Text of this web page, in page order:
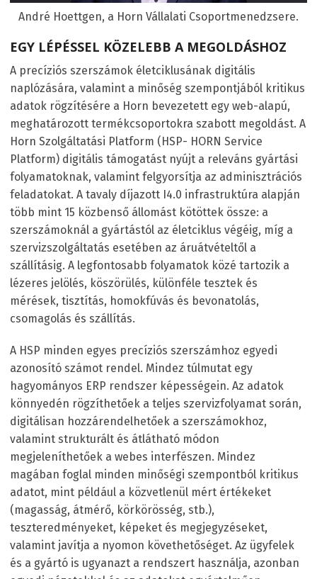
André Hoettgen, a Horn Vállalati Csoportmenedzsere.
EGY LÉPÉSSEL KÖZELEBB A MEGOLDÁSHOZ
A precíziós szerszámok életciklusának digitális
naplózására, valamint a minőség szempontjából kritikus
adatok rögzítésére a Horn bevezetett egy web-alapú,
meghatározott termékcsoportokra szabott megoldást. A
Horn Szolgáltatási Platform (HSP- HORN Service
Platform) digitális támogatást nyújt a releváns gyártási
folyamatoknak, valamint felgyorsítja az adminisztrációs
feladatokat. A tavaly díjazott I4.0 infrastruktúra alapján
több mint 15 közbenső állomást kötöttek össze: a
szerszámoknál a gyártástól az életciklus végéig, míg a
szervizszolgáltatás esetében az áruátvételtől a
szállításig. A legfontosabb folyamatok közé tartozik a
lézeres jelölés, köszörülés, különféle tesztek és
mérések, tisztítás, homokfúvás és bevonatolás,
csomagolás és szállítás.
A HSP minden egyes precíziós szerszámhoz egyedi
azonosító számot rendel. Mindez túlmutat egy
hagyományos ERP rendszer képességein. Az adatok
könnyedén rögzíthetőek a teljes szervizfolyamat során,
digitálisan hozzárendelhetőek a szerszámokhoz,
valamint strukturált és átlátható módon
megjeleníthetőek a webes interfészen. Mindez
magában foglal minden minőségi szempontból kritikus
adatot, mint például a közvetlenül mért értékeket
(magasság, átmérő, körkörösség, stb.),
teszteredményeket, képeket és megjegyzéseket,
valamint javítja a nyomon követhetőséget. Az ügyfelek
és a gyártó is ugyanazt a rendszert használja, azonban